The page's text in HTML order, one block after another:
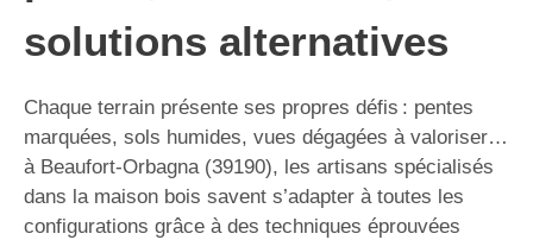
solutions alternatives
Chaque terrain présente ses propres défis : pentes
marquées, sols humides, vues dégagées à valoriser…
à Beaufort-Orbagna (39190), les artisans spécialisés
dans la maison bois savent s’adapter à toutes les
configurations grâce à des techniques éprouvées